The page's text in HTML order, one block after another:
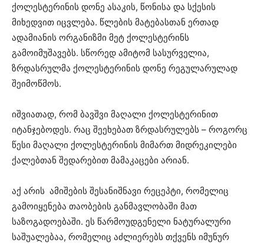
ქოლესტერინის დონე ასაკის, წონისა და სქესის
მიხედვით იცვლება. წლების მატებასთან ერთად
ადამიანის ორგანიზმი მეტ ქოლესტერინს
გამოიმუშავებს. სწორედ ამიტომ სასურველია,
ზრდასრულმა ქოლესტერინის დონე რეგულარულად
შეიმოწმოს.
იშვიათად, რომ ბავშვი მაღალი ქოლესტერინით
იტანჯებოდეს. რაც შეეხებათ ზრდასრულებს – როგორც
წესი მაღალი ქოლესტერინის მიმართ მიდრეკილები
ქალებთან შედარებით მამაკაცები არიან.
აქ არის ამიშების შესანიშნავი რეცეპტი, რომელიც
გამოიყენება თაობების განმავლობაში მათ
საზოგადოებაში. ეს წარმოუდგენელი ნატურალური
საშუალებაა, რომელიც აძლიერებს თქვენს იმუნურ